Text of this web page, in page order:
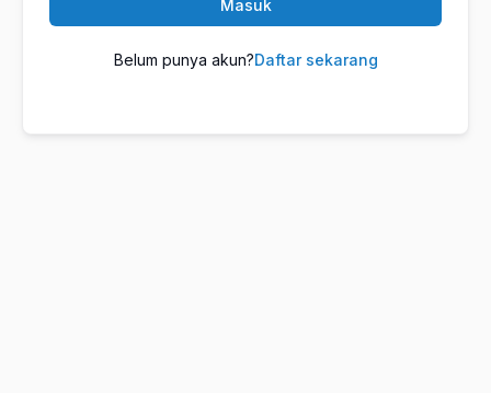
Masuk
Belum punya akun?Daftar sekarang